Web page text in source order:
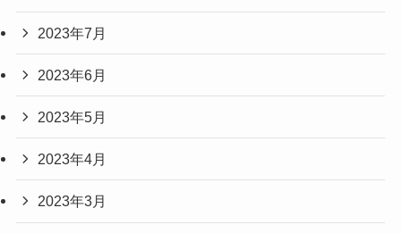
2023年7月
2023年6月
2023年5月
2023年4月
2023年3月